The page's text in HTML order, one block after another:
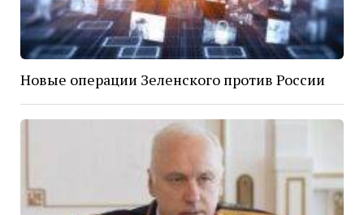
Новые операции Зеленского против России